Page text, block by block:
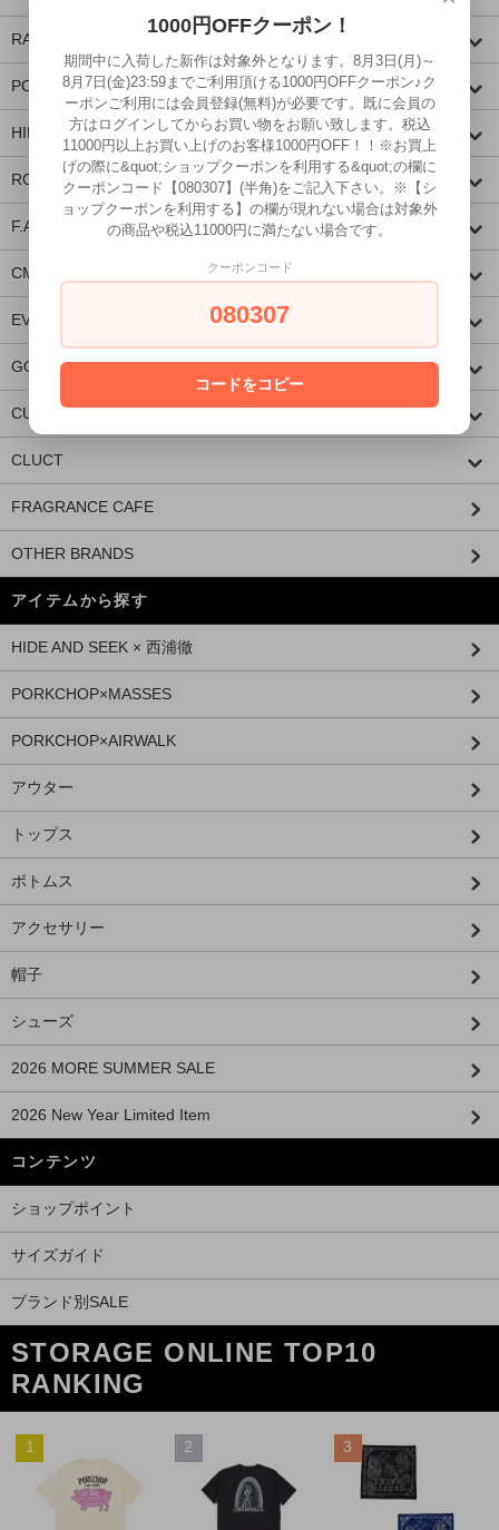
RADIALL
PORKCHOP GARAGE SUPPLY
HIDE AND SEEK
ROUGH AND RUGGED
F.A.T.
CMF OUTDOOR GARMENT
EVILACT
GOODSPEED equipment
CUTRATE
CLUCT
FRAGRANCE CAFE
OTHER BRANDS
アイテムから探す
HIDE AND SEEK × 西浦徹
PORKCHOP×MASSES
PORKCHOP×AIRWALK
アウター
トップス
ボトムス
アクセサリー
帽子
シューズ
2026 MORE SUMMER SALE
2026 New Year Limited Item
コンテンツ
ショップポイント
サイズガイド
ブランド別SALE
STORAGE ONLINE TOP10
RANKING
1 2 3
1000円OFFクーポン！
期間中に入荷した新作は対象外となります。8月3日(月)～
8月7日(金)23:59までご利用頂ける1000円OFFクーポン♪ク
ーポンご利用には会員登録(無料)が必要です。既に会員の
方はログインしてからお買い物をお願い致します。税込
11000円以上お買い上げのお客様1000円OFF！！※お買上
げの際に&quot;ショップクーポンを利用する&quot;の欄に
クーポンコード【080307】(半角)をご記入下さい。※【シ
ョップクーポンを利用する】の欄が現れない場合は対象外
の商品や税込11000円に満たない場合です。
クーポンコード
080307
コードをコピー